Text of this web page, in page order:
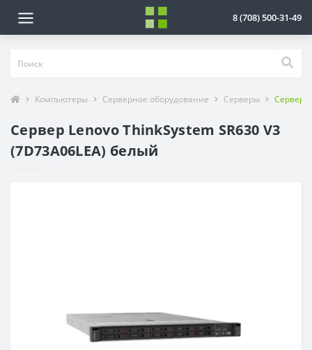
8 (708) 500-31-49
Компьютеры Серверное оборудование Серверы Сервер
Сервер Lenovo ThinkSystem SR630 V3
(7D73A06LEA) белый